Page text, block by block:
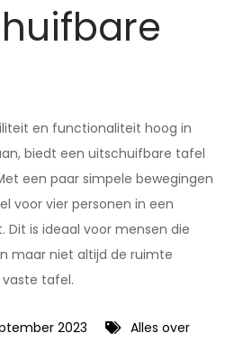
en functionaliteit hoog in
biedt een uitschuifbare tafel
een paar simpele bewegingen
voor vier personen in een
is ideaal voor mensen die
maar niet altijd de ruimte
tafel.
2023 Alles over